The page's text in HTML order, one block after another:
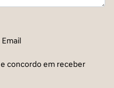
Email
e concordo em receber